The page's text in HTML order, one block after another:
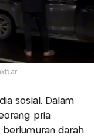
sosial. Dalam
pria
berlumuran darah